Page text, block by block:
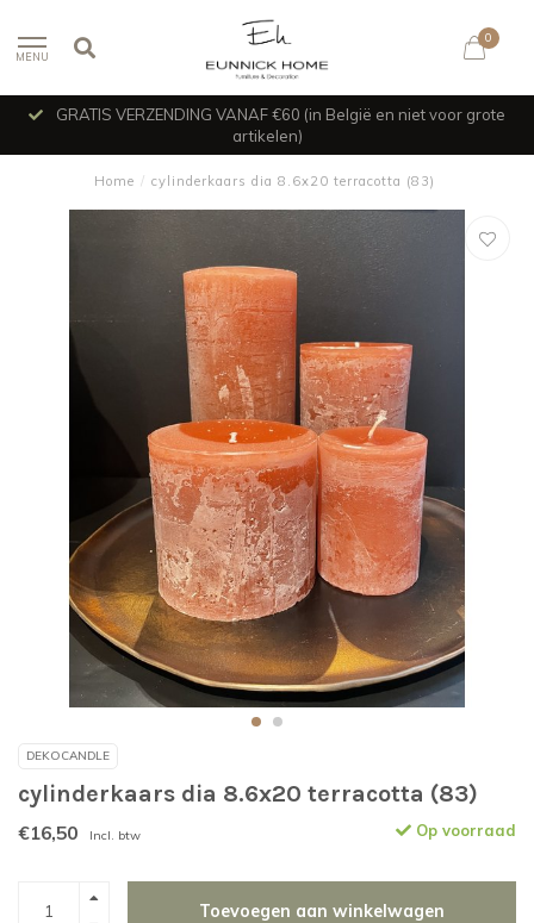
MENU
0
GRATIS VERZENDING VANAF €60 (in België en niet voor grote
artikelen)
Home / cylinderkaars dia 8.6x20 terracotta (83)
DEKOCANDLE
cylinderkaars dia 8.6x20 terracotta (83)
€16,50 Incl. btw Op voorraad
Toevoegen aan winkelwagen